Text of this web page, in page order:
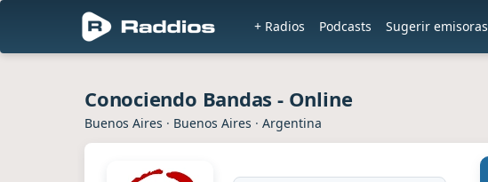
+ Radios Podcasts Sugerir emisoras
Conociendo Bandas - Online
Buenos Aires · Buenos Aires · Argentina